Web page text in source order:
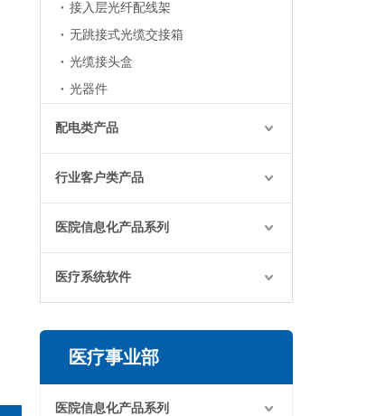
接入层光纤配线架
无跳接式光缆交接箱
光缆接头盒
光器件
配电类产品
行业客户类产品
医院信息化产品系列
医疗系统软件
医疗事业部
医院信息化产品系列